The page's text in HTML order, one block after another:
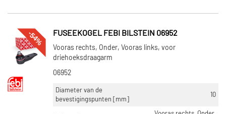
-54% FUSEEKOGEL FEBI BILSTEIN 06952
Vooras rechts, Onder, Vooras links, voor
driehoeksdraagarm
06952
Diameter van de
bevestigingspunten [mm]
10